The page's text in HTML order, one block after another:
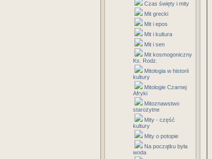
Czas święty i mity
Mit grecki
Mit i epos
Mit i kultura
Mit i sen
Mit kosmogoniczny
Ks. Rodz.
Mitologia w historii
kultury
Mitologie Czarnej
Afryki
Mitoznawstwo
starożytne
Mity - część
kultury
Mity o potopie
Na początku była
woda